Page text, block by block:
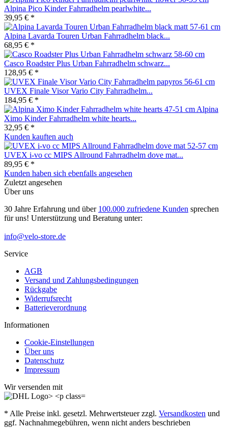
Alpina Pico Kinder Fahrradhelm pearlwhite...
39,95 € *
Alpina Lavarda Touren Urban Fahrradhelm black...
68,95 € *
Casco Roadster Plus Urban Fahrradhelm schwarz...
128,95 € *
UVEX Finale Visor Vario City Fahrradhelm...
184,95 € *
Alpina
Ximo Kinder Fahrradhelm white hearts...
32,95 € *
Kunden kauften auch
UVEX i-vo cc MIPS Allround Fahrradhelm dove mat...
89,95 € *
Kunden haben sich ebenfalls angesehen
Zuletzt angesehen
Über uns
30 Jahre Erfahrung und über 100.000 zufriedene Kunden sprechen
für uns! Unterstützung und Beratung unter:
info@velo-store.de
Service
AGB
Versand und Zahlungsbedingungen
Rückgabe
Widerrufsrecht
Batterieverordnung
Informationen
Cookie-Einstellungen
Über uns
Datenschutz
Impressum
Wir versenden mit
* Alle Preise inkl. gesetzl. Mehrwertsteuer zzgl. Versandkosten und
ggf. Nachnahmegebühren, wenn nicht anders beschrieben